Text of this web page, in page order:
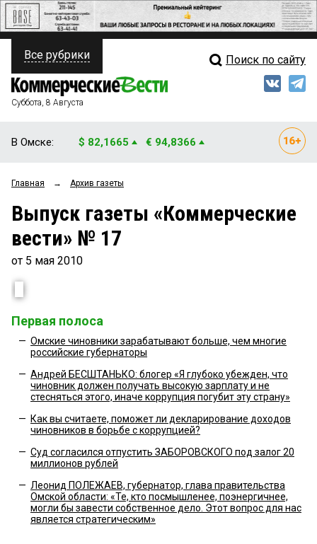
ПОЛИТИКА
ФИНАНСЫ
ОБЩЕСТВО
ЗАКОН
Свежий выпуск
Рейтинги
Все рубрики Поиск по сайту
Суббота, 8 Августа
В Омске: $ 82,1665 € 94,8366
Главная → Архив газеты
Выпуск газеты «Коммерческие
вести» № 17
от 5 мая 2010
Первая полоса
— Омские чиновники зарабатывают больше, чем многие
российские губернаторы
— Андрей БЕСШТАНЬКО: блогер «Я глубоко убежден, что
чиновник должен получать высокую зарплату и не
стесняться этого, иначе коррупция погубит эту страну»
— Как вы считаете, поможет ли декларирование доходов
чиновников в борьбе с коррупцией?
— Суд согласился отпустить ЗАБОРОВСКОГО под залог 20
миллионов рублей
— Леонид ПОЛЕЖАЕВ, губернатор, глава правительства
Омской области: «Те, кто посмышленее, поэнергичнее,
могли бы завести собственное дело. Этот вопрос для нас
является стратегическим»